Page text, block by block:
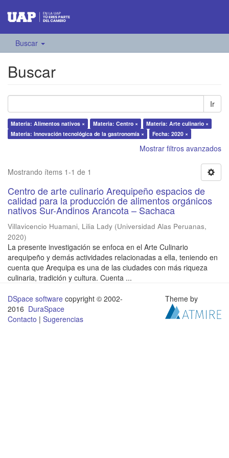
Buscar
Buscar
Ir
Materia: Alimentos nativos × Materia: Centro ×
Materia: Arte culinario ×
Materia: Innovación tecnológica de la gastronomía ×
Fecha: 2020 ×
Mostrar filtros avanzados
Mostrando ítems 1-1 de 1
Centro de arte culinario Arequipeño espacios de
calidad para la producción de alimentos orgánicos
nativos Sur-Andinos Arancota – Sachaca
Villavicencio Huamani, Lilia Lady (Universidad Alas Peruanas,
2020)
La presente investigación se enfoca en el Arte Culinario
arequipeño y demás actividades relacionadas a ella, teniendo en
cuenta que Arequipa es una de las ciudades con más riqueza
culinaria, tradición y cultura. Cuenta ...
DSpace software copyright © 2002-
2016 DuraSpace
Contacto | Sugerencias
Theme by